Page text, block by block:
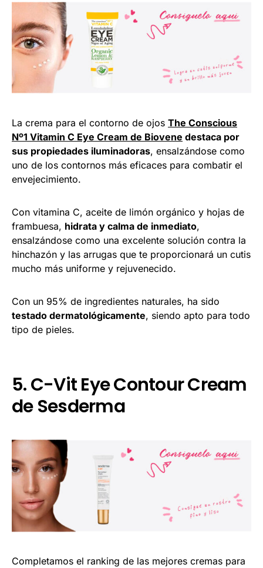
La crema para el contorno de ojos The Conscious
Nº1 Vitamin C Eye Cream de Biovene destaca por
sus propiedades iluminadoras, ensalzándose como
uno de los contornos más eficaces para combatir el
envejecimiento.
Con vitamina C, aceite de limón orgánico y hojas de
frambuesa, hidrata y calma de inmediato,
ensalzándose como una excelente solución contra la
hinchazón y las arrugas que te proporcionará un cutis
mucho más uniforme y rejuvenecido.
Con un 95% de ingredientes naturales, ha sido
testado dermatológicamente, siendo apto para todo
tipo de pieles.
5. C-Vit Eye Contour Cream
de Sesderma
Completamos el ranking de las mejores cremas para